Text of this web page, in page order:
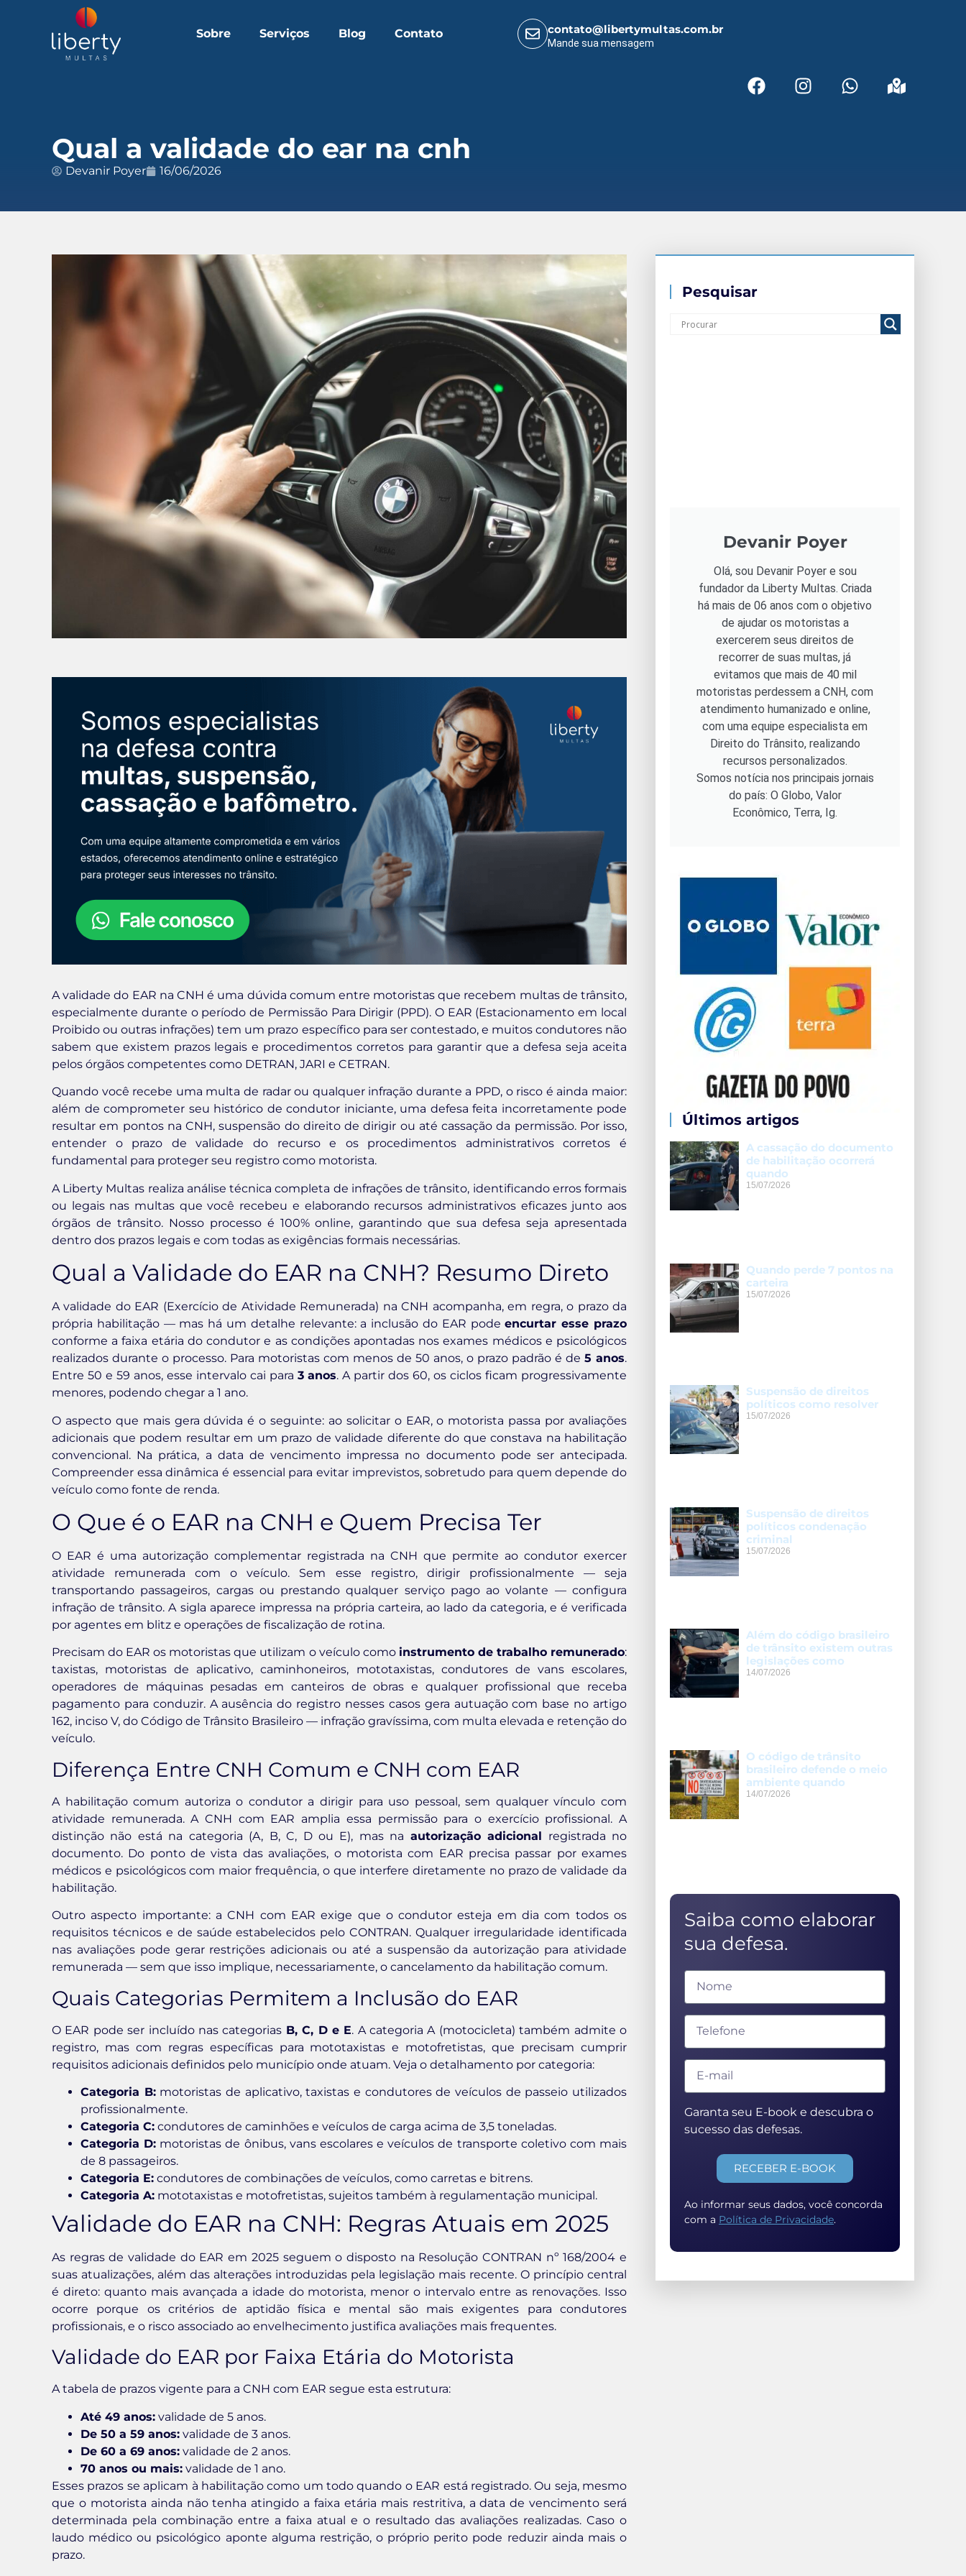
Sobre Serviços Blog Contato contato@libertymultas.com.br
Mande sua mensagem
Qual a validade do ear na cnh
Devanir Poyer 16/06/2026
A validade do EAR na CNH é uma dúvida comum entre motoristas que recebem multas de trânsito,
especialmente durante o período de Permissão Para Dirigir (PPD). O EAR (Estacionamento em local
Proibido ou outras infrações) tem um prazo específico para ser contestado, e muitos condutores não
sabem que existem prazos legais e procedimentos corretos para garantir que a defesa seja aceita
pelos órgãos competentes como DETRAN, JARI e CETRAN.
Quando você recebe uma multa de radar ou qualquer infração durante a PPD, o risco é ainda maior:
além de comprometer seu histórico de condutor iniciante, uma defesa feita incorretamente pode
resultar em pontos na CNH, suspensão do direito de dirigir ou até cassação da permissão. Por isso,
entender o prazo de validade do recurso e os procedimentos administrativos corretos é
fundamental para proteger seu registro como motorista.
A Liberty Multas realiza análise técnica completa de infrações de trânsito, identificando erros formais
ou legais nas multas que você recebeu e elaborando recursos administrativos eficazes junto aos
órgãos de trânsito. Nosso processo é 100% online, garantindo que sua defesa seja apresentada
dentro dos prazos legais e com todas as exigências formais necessárias.
Qual a Validade do EAR na CNH? Resumo Direto
A validade do EAR (Exercício de Atividade Remunerada) na CNH acompanha, em regra, o prazo da
própria habilitação — mas há um detalhe relevante: a inclusão do EAR podeencurtar esse prazo
conforme a faixa etária do condutor e as condições apontadas nos exames médicos e psicológicos
realizados durante o processo. Para motoristas com menos de 50 anos, o prazo padrão é de 5 anos.
Entre 50 e 59 anos, esse intervalo cai para 3 anos. A partir dos 60, os ciclos ficam progressivamente
menores, podendo chegar a 1 ano.
O aspecto que mais gera dúvida é o seguinte: ao solicitar o EAR, o motorista passa por avaliações
adicionais que podem resultar em um prazo de validade diferente do que constava na habilitação
convencional. Na prática, a data de vencimento impressa no documento pode ser antecipada.
Compreender essa dinâmica é essencial para evitar imprevistos, sobretudo para quem depende do
veículo como fonte de renda.
O Que é o EAR na CNH e Quem Precisa Ter
O EAR é uma autorização complementar registrada na CNH que permite ao condutor exercer
atividade remunerada com o veículo. Sem esse registro, dirigir profissionalmente — seja
transportando passageiros, cargas ou prestando qualquer serviço pago ao volante — configura
infração de trânsito. A sigla aparece impressa na própria carteira, ao lado da categoria, e é verificada
por agentes em blitz e operações de fiscalização de rotina.
Precisam do EAR os motoristas que utilizam o veículo como instrumento de trabalho remunerado:
taxistas, motoristas de aplicativo, caminhoneiros, mototaxistas, condutores de vans escolares,
operadores de máquinas pesadas em canteiros de obras e qualquer profissional que receba
pagamento para conduzir. A ausência do registro nesses casos gera autuação com base no artigo
162, inciso V, do Código de Trânsito Brasileiro — infração gravíssima, com multa elevada e retenção do
veículo.
Diferença Entre CNH Comum e CNH com EAR
A habilitação comum autoriza o condutor a dirigir para uso pessoal, sem qualquer vínculo com
atividade remunerada. A CNH com EAR amplia essa permissão para o exercício profissional. A
distinção não está na categoria (A, B, C, D ou E), mas na autorização adicional registrada no
documento. Do ponto de vista das avaliações, o motorista com EAR precisa passar por exames
médicos e psicológicos com maior frequência, o que interfere diretamente no prazo de validade da
habilitação.
Outro aspecto importante: a CNH com EAR exige que o condutor esteja em dia com todos os
requisitos técnicos e de saúde estabelecidos pelo CONTRAN. Qualquer irregularidade identificada
nas avaliações pode gerar restrições adicionais ou até a suspensão da autorização para atividade
remunerada — sem que isso implique, necessariamente, o cancelamento da habilitação comum.
Quais Categorias Permitem a Inclusão do EAR
O EAR pode ser incluído nas categorias B, C, D e E. A categoria A (motocicleta) também admite o
registro, mas com regras específicas para mototaxistas e motofretistas, que precisam cumprir
requisitos adicionais definidos pelo município onde atuam. Veja o detalhamento por categoria:
Categoria B:motoristas de aplicativo, taxistas e condutores de veículos de passeio utilizados
profissionalmente.
Categoria C: condutores de caminhões e veículos de carga acima de 3,5 toneladas.
Categoria D: motoristas de ônibus, vans escolares e veículos de transporte coletivo com mais
de 8 passageiros.
Categoria E: condutores de combinações de veículos, como carretas e bitrens.
Categoria A: mototaxistas e motofretistas, sujeitos também à regulamentação municipal.
Validade do EAR na CNH: Regras Atuais em 2025
As regras de validade do EAR em 2025 seguem o disposto na Resolução CONTRAN nº 168/2004 e
suas atualizações, além das alterações introduzidas pela legislação mais recente. O princípio central
é direto: quanto mais avançada a idade do motorista, menor o intervalo entre as renovações. Isso
ocorre porque os critérios de aptidão física e mental são mais exigentes para condutores
profissionais, e o risco associado ao envelhecimento justifica avaliações mais frequentes.
Validade do EAR por Faixa Etária do Motorista
A tabela de prazos vigente para a CNH com EAR segue esta estrutura:
Até 49 anos: validade de 5 anos.
De 50 a 59 anos: validade de 3 anos.
De 60 a 69 anos: validade de 2 anos.
70 anos ou mais: validade de 1 ano.
Esses prazos se aplicam à habilitação como um todo quando o EAR está registrado. Ou seja, mesmo
que o motorista ainda não tenha atingido a faixa etária mais restritiva, a data de vencimento será
determinada pela combinação entre a faixa atual e o resultado das avaliações realizadas. Caso o
laudo médico ou psicológico aponte alguma restrição, o próprio perito pode reduzir ainda mais o
prazo.
Pesquisar
Devanir Poyer
Olá, sou Devanir Poyer e sou
fundador da Liberty Multas. Criada
há mais de 06 anos com o objetivo
de ajudar os motoristas a
exercerem seus direitos de
recorrer de suas multas, já
evitamos que mais de 40 mil
motoristas perdessem a CNH, com
atendimento humanizado e online,
com uma equipe especialista em
Direito do Trânsito, realizando
recursos personalizados.
Somos notícia nos principais jornais
do país: O Globo, Valor
Econômico, Terra, Ig.
Últimos artigos
A cassação do documento
de habilitação ocorrerá
quando
15/07/2026
Quando perde 7 pontos na
carteira
15/07/2026
Suspensão de direitos
políticos como resolver
15/07/2026
Suspensão de direitos
políticos condenação
criminal
15/07/2026
Além do código brasileiro
de trânsito existem outras
legislações como
14/07/2026
O código de trânsito
brasileiro defende o meio
ambiente quando
14/07/2026
Saiba como elaborar
sua defesa.
Garanta seu E-book e descubra o
sucesso das defesas.
RECEBER E-BOOK
Ao informar seus dados, você concorda
com a Política de Privacidade.